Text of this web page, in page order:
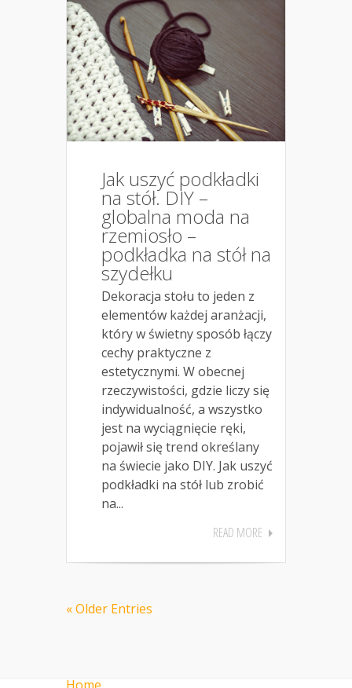
Jak uszyć podkładki
na stół. DIY –
globalna moda na
rzemiosło –
podkładka na stół na
szydełku
Dekoracja stołu to jeden z
elementów każdej aranżacji,
który w świetny sposób łączy
cechy praktyczne z
estetycznymi. W obecnej
rzeczywistości, gdzie liczy się
indywidualność, a wszystko
jest na wyciągnięcie ręki,
pojawił się trend określany
na świecie jako DIY. Jak uszyć
podkładki na stół lub zrobić
na...
READ MORE
« Older Entries